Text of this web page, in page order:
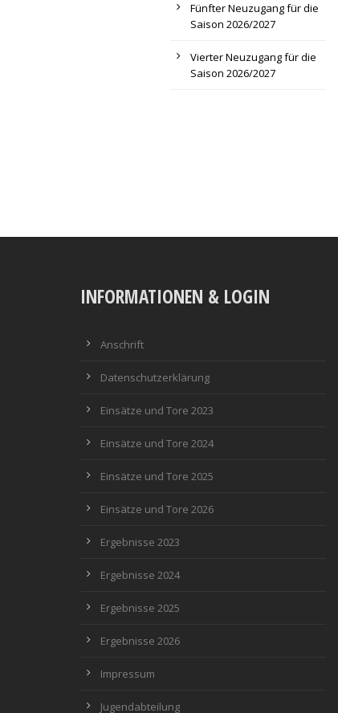
Fünfter Neuzugang für die
Saison 2026/2027
Vierter Neuzugang für die
Saison 2026/2027
INFORMATIONEN & LOGIN
Anschrift
Datenschutzerklärung
Einsätze und Tore 2023
Einsätze und Tore 2024
Einsätze und Tore 2025
Einsätze und Tore 2026
Ergebnisse 2023
Ergebnisse 2024
Ergebnisse 2025
Ergebnisse 2026
Impressum
Jugendabteilung